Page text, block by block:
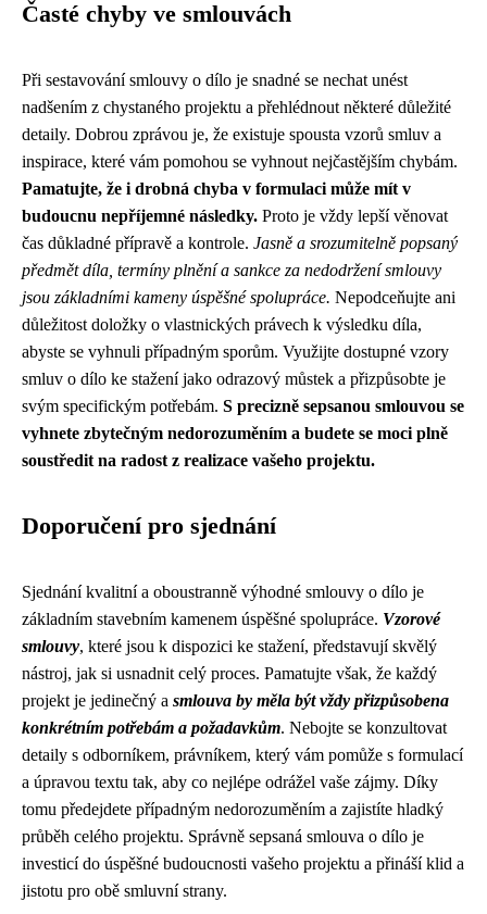
Časté chyby ve smlouvách
Při sestavování smlouvy o dílo je snadné se nechat unést
nadšením z chystaného projektu a přehlédnout některé důležité
detaily. Dobrou zprávou je, že existuje spousta vzorů smluv a
inspirace, které vám pomohou se vyhnout nejčastějším chybám.
Pamatujte, že i drobná chyba v formulaci může mít v
budoucnu nepříjemné následky. Proto je vždy lepší věnovat
čas důkladné přípravě a kontrole. Jasně a srozumitelně popsaný
předmět díla, termíny plnění a sankce za nedodržení smlouvy
jsou základními kameny úspěšné spolupráce. Nepodceňujte ani
důležitost doložky o vlastnických právech k výsledku díla,
abyste se vyhnuli případným sporům. Využijte dostupné vzory
smluv o dílo ke stažení jako odrazový můstek a přizpůsobte je
svým specifickým potřebám. S precizně sepsanou smlouvou se
vyhnete zbytečným nedorozuměním a budete se moci plně
soustředit na radost z realizace vašeho projektu.
Doporučení pro sjednání
Sjednání kvalitní a oboustranně výhodné smlouvy o dílo je
základním stavebním kamenem úspěšné spolupráce. Vzorové
smlouvy, které jsou k dispozici ke stažení, představují skvělý
nástroj, jak si usnadnit celý proces. Pamatujte však, že každý
projekt je jedinečný a smlouva by měla být vždy přizpůsobena
konkrétním potřebám a požadavkům. Nebojte se konzultovat
detaily s odborníkem, právníkem, který vám pomůže s formulací
a úpravou textu tak, aby co nejlépe odrážel vaše zájmy. Díky
tomu předejdete případným nedorozuměním a zajistíte hladký
průběh celého projektu. Správně sepsaná smlouva o dílo je
investicí do úspěšné budoucnosti vašeho projektu a přináší klid a
jistotu pro obě smluvní strany.